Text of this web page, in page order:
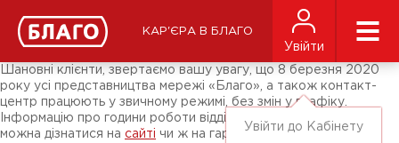
КАР'ЄРА В БЛАГО
Увійти
Увійти до Кабінету
ЗМІ про нас
Підписники соц-мереж
Ярмарки
Шановні клієнти, звертаємо вашу увагу, що 8 березня 2020
року усі представництва мережі «Благо», а також контакт-
центр працюють у звичному режимі, без змін у графіку.
Інформацію про години роботи відділення, що вас цікавить,
можна дізнатися на сайті чи ж на гарячій лінії «Благо» за